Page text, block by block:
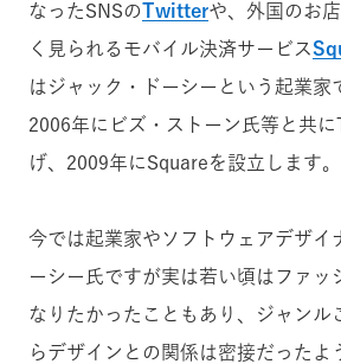
なったSNSのTwitterや、外国のお
く見られるモバイル決済サービス
はジャック・ドーシーという起業家
2006年にビズ・ストーン氏等と共
げ、2009年にSquareを設立します。
今では起業家やソフトウェアデザイ
ーシー氏ですが実は若い頃はファッ
なりたかったこともあり、ジャンル
らデザインとの関係は密接だったよ